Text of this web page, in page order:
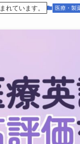
れています。 医療・製